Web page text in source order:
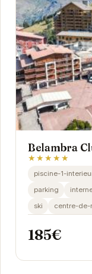
Belambra
★★★★★
piscine-1-
parking
ski
centre-de-
185€